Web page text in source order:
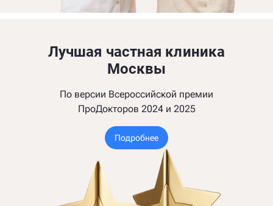
Лучшая частная клиника
Москвы
По версии Всероссийской премии
ПроДокторов 2024 и 2025
Подробнее